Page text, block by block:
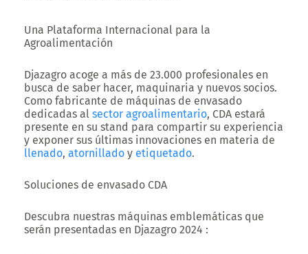
Una Plataforma Internacional para la
Agroalimentación
Djazagro acoge a más de 23.000 profesionales en
busca de saber hacer, maquinaria y nuevos socios.
Como fabricante de máquinas de envasado
dedicadas al sector agroalimentario, CDA estará
presente en su stand para compartir su experiencia
y exponer sus últimas innovaciones en materia de
llenado, atornillado y etiquetado.
Soluciones de envasado CDA
Descubra nuestras máquinas emblemáticas que
serán presentadas en Djazagro 2024 :